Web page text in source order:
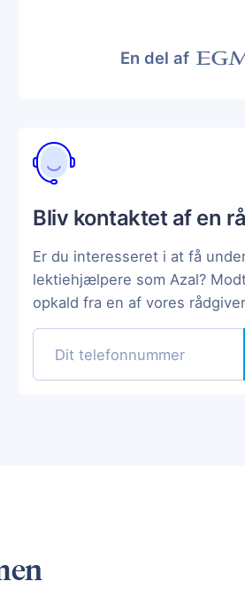
En del af
Bliv kontaktet af en
Er du interesseret i at få
lektiehjælpere som Azal?
opkald fra en af vores